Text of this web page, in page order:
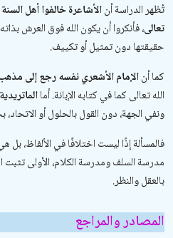
تُظهر الدراسة أنالأشاعرة خالفوا أهل
تعالى، فأنكروا أن يكون الله فوق العرش
حقيقتها دون تمثيل أو تكييف.
كما أنالإمام الأشعري نفسه رجع إلى
الله تعالى كما في كتابهالإبانة. أماالماتريدية
ونفي الجهة، دون القول بالحلول أو
فالمسألة إذًا ليست اختلافًا في الألفاظ، بل
مدرسة السلف ومدرسة الكلام، الأولى تثبت
بالعقل والنظر.
المصادر والمراجع